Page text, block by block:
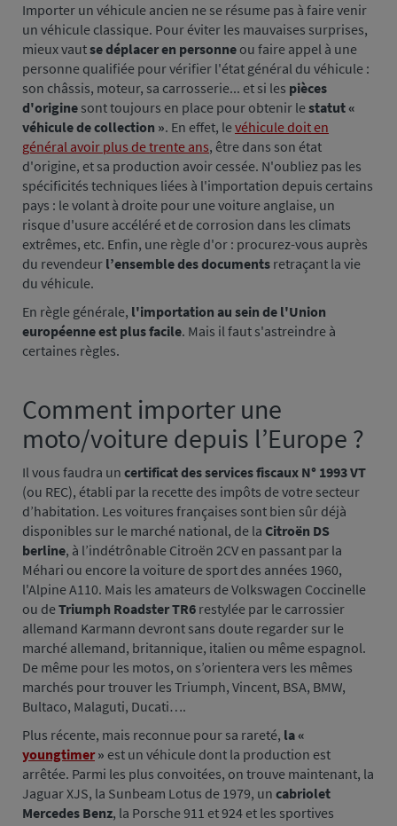
Importer un véhicule ancien ne se résume pas à faire venir
un véhicule classique. Pour éviter les mauvaises surprises,
mieux vautse déplacer en personne ou faire appel à une
personne qualifiée pour vérifier l'état général du véhicule :
son châssis, moteur, sa carrosserie... et si les pièces
d'origine sont toujours en place pour obtenir lestatut «
véhicule de collection ». En effet, levéhicule doit en
général avoir plus de trente ans, être dans son état
d'origine, et sa production avoir cessée. N'oubliez pas les
spécificités techniques liées à l'importation depuis certains
pays : le volant à droite pour une voiture anglaise, un
risque d'usure accéléré et de corrosion dans les climats
extrêmes, etc. Enfin, une règle d'or : procurez-vous auprès
du revendeur l’ensemble des documents retraçant la vie
du véhicule.
En règle générale, l'importation au sein de l'Union
européenne est plus facile. Mais il faut s'astreindre à
certaines règles.
Paragraphe
2
Comment importer une
moto/voiture depuis l’Europe ?
Il vous faudra un certificat des services fiscaux N° 1993 VT
(ou REC), établi par la recette des impôts de votre secteur
d’habitation. Les voitures françaises sont bien sûr déjà
disponibles sur le marché national, de la Citroën DS
berline, à l’indétrônable Citroën 2CV en passant par la
Méhari ou encore la voiture de sport des années 1960,
l'Alpine A110. Mais les amateurs de Volkswagen Coccinelle
ou deTriumph Roadster TR6 restylée par le carrossier
allemand Karmann devront sans doute regarder sur le
marché allemand, britannique, italien ou même espagnol.
De même pour les motos, on s’orientera vers les mêmes
marchés pour trouver les Triumph, Vincent, BSA, BMW,
Bultaco, Malaguti, Ducati….
Plus récente, mais reconnue pour sa rareté, la «
youngtimer» est un véhicule dont la production est
arrêtée. Parmi les plus convoitées, on trouve maintenant, la
Jaguar XJS, la Sunbeam Lotus de 1979, un cabriolet
Mercedes Benz, la Porsche 911 et 924 et les sportives